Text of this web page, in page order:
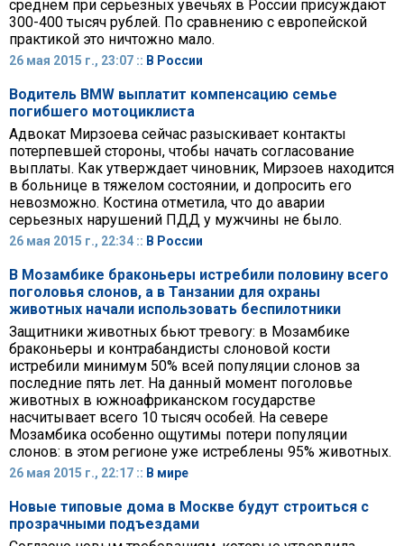
среднем при серьезных увечьях в России присуждают
300-400 тысяч рублей. По сравнению с европейской
практикой это ничтожно мало.
26 мая 2015 г., 23:07 :: В России
Водитель BMW выплатит компенсацию семье
погибшего мотоциклиста
Адвокат Мирзоева сейчас разыскивает контакты
потерпевшей стороны, чтобы начать согласование
выплаты. Как утверждает чиновник, Мирзоев находится
в больнице в тяжелом состоянии, и допросить его
невозможно. Костина отметила, что до аварии
серьезных нарушений ПДД у мужчины не было.
26 мая 2015 г., 22:34 :: В России
В Мозамбике браконьеры истребили половину всего
поголовья слонов, а в Танзании для охраны
животных начали использовать беспилотники
Защитники животных бьют тревогу: в Мозамбике
браконьеры и контрабандисты слоновой кости
истребили минимум 50% всей популяции слонов за
последние пять лет. На данный момент поголовье
животных в южноафриканском государстве
насчитывает всего 10 тысяч особей. На севере
Мозамбика особенно ощутимы потери популяции
слонов: в этом регионе уже истреблены 95% животных.
26 мая 2015 г., 22:17 :: В мире
Новые типовые дома в Москве будут строиться с
прозрачными подъездами